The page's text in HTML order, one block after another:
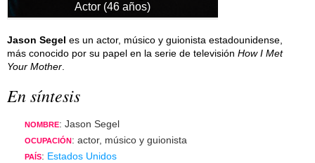
Actor (46 años)
Jason Segel es un actor, músico y guionista estadounidense,
más conocido por su papel en la serie de televisión How I Met
Your Mother
En síntesis
NOMBRE: Jason Segel
OCUPACIÓN : actor, músico y guionista
PAÍS: Estados Unidos